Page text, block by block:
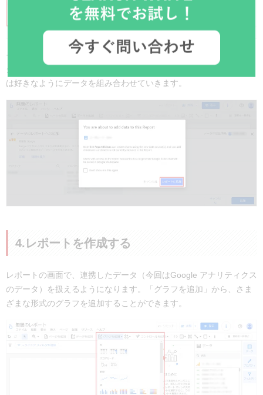
その後ポップアップが出てくるので、「レポートに追加」をクリッ
クしてください。これでレポート画面の立ち上げは完了です。あと
は好きなようにデータを組み合わせていきます。
4.レポートを作成する
レポートの画面で、連携したデータ（今回はGoogle アナリティクス
のデータ）を扱えるようになります。「グラフを追加」から、さま
ざまな形式のグラフを追加することができます。